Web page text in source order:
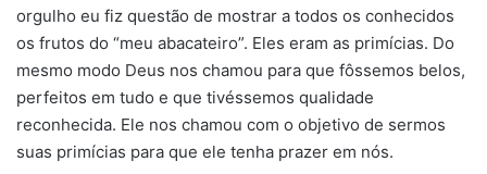
orgulho eu fiz questão de mostrar a todos os conhecidos
os frutos do “meu abacateiro”. Eles eram as primícias. Do
mesmo modo Deus nos chamou para que fôssemos belos,
perfeitos em tudo e que tivéssemos qualidade
reconhecida. Ele nos chamou com o objetivo de sermos
suas primícias para que ele tenha prazer em nós.